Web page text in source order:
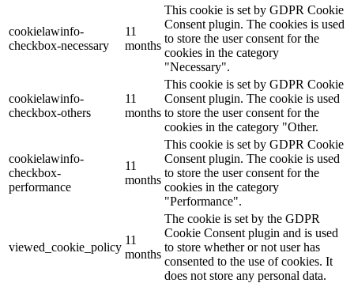
cookielawinfo-
checkbox-necessary
11
months
This cookie is set by GDPR Cookie
Consent plugin. The cookies is used
to store the user consent for the
cookies in the category
"Necessary".
cookielawinfo-
checkbox-others
11
months
This cookie is set by GDPR Cookie
Consent plugin. The cookie is used
to store the user consent for the
cookies in the category "Other.
cookielawinfo-
checkbox-
performance
11
months
This cookie is set by GDPR Cookie
Consent plugin. The cookie is used
to store the user consent for the
cookies in the category
"Performance".
viewed_cookie_policy
11
months
The cookie is set by the GDPR
Cookie Consent plugin and is used
to store whether or not user has
consented to the use of cookies. It
does not store any personal data.